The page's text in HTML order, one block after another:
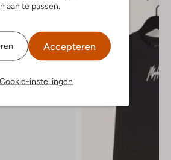
aan te passen.
Accepteren
Cookie-instellingen